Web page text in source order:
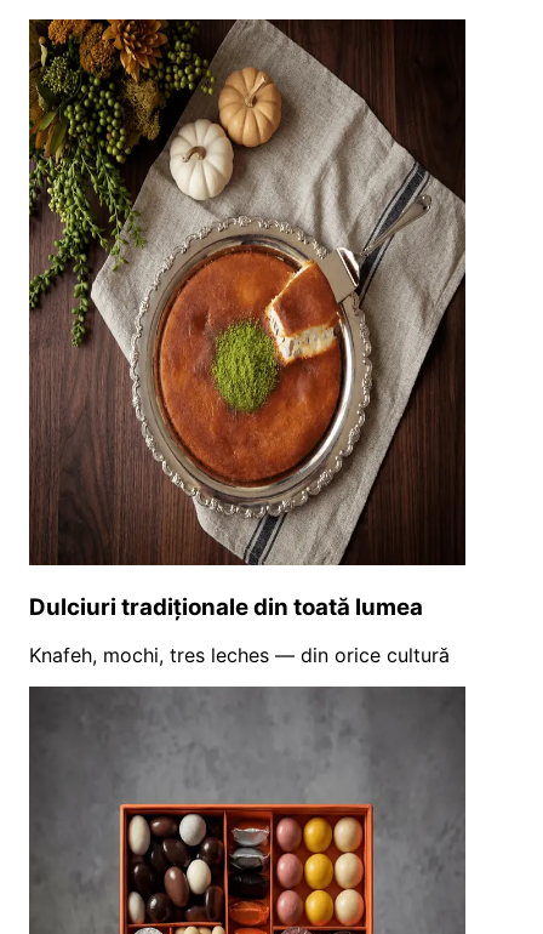
Dulciuri tradiționale din toată lumea
Knafeh, mochi, tres leches — din orice cultură